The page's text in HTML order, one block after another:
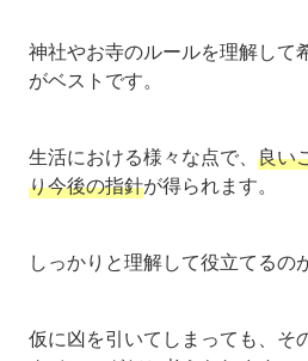
神社やお寺のルールを理解して
がベストです。
生活における様々な点で、 良い
り今後の指針が得られます。
しっかりと理解して役立てるの
仮に凶を引いてしまっても、そ